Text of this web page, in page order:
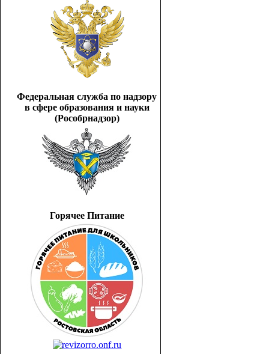
Федеральная служба по надзору
в сфере образования и науки
(Рособрнадзор)
Горячее Питание